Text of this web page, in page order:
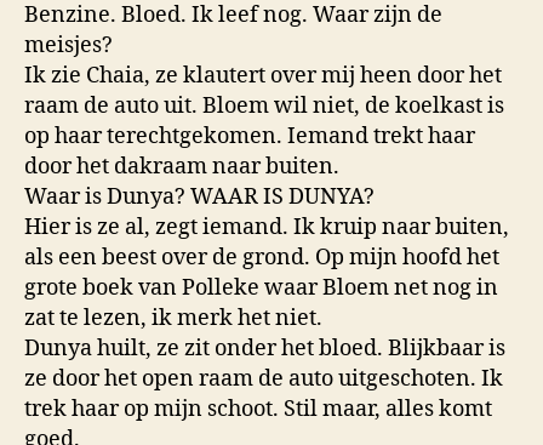
Benzine. Bloed. Ik leef nog. Waar zijn de
meisjes?
Ik zie Chaia, ze klautert over mij heen door het
raam de auto uit. Bloem wil niet, de koelkast is
op haar terechtgekomen. Iemand trekt haar
door het dakraam naar buiten.
Waar is Dunya? WAAR IS DUNYA?
Hier is ze al, zegt iemand. Ik kruip naar buiten,
als een beest over de grond. Op mijn hoofd het
grote boek van Polleke waar Bloem net nog in
zat te lezen, ik merk het niet.
Dunya huilt, ze zit onder het bloed. Blijkbaar is
ze door het open raam de auto uitgeschoten. Ik
trek haar op mijn schoot. Stil maar, alles komt